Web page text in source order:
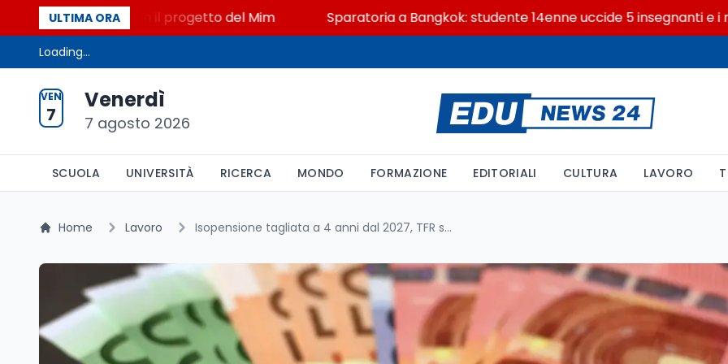
ULTIMA ORA
a Lerici con il progetto del Mim Sparatoria a Bangkok: studente 14enne uccide 5 insegnanti e i nonni
Loading...
VEN
7
Venerdì
7 agosto 2026
SCUOLA UNIVERSITÀ RICERCA MONDO FORMAZIONE EDITORIALI CULTURA LAVORO
Home Lavoro Isopensione tagliata a 4 anni dal 2027, TFR sui fondi pensione